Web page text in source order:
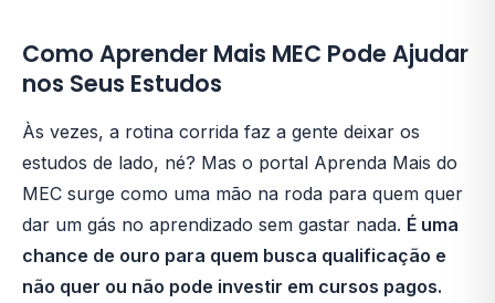
Como Aprender Mais MEC Pode Ajudar
nos Seus Estudos
Às vezes, a rotina corrida faz a gente deixar os
estudos de lado, né? Mas o portal Aprenda Mais do
MEC surge como uma mão na roda para quem quer
dar um gás no aprendizado sem gastar nada. É uma
chance de ouro para quem busca qualificação e
não quer ou não pode investir em cursos pagos.